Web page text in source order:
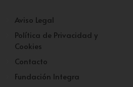
Aviso Legal
Política de Privacidad y
Cookies
Contacto
Fundación Integra